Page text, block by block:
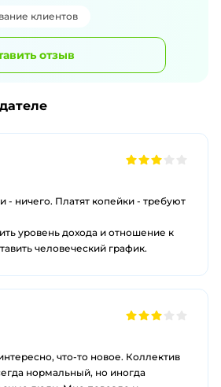
клиентов
отзыв
- ничего. Платят копейки - требуют
уровень дохода и отношение к
человеческий график.
что-то новое. Коллектив
нормальный, но иногда